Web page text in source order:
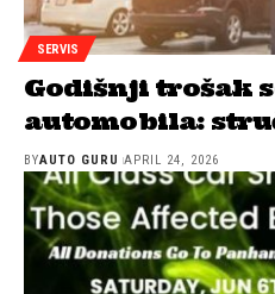
SERVIS
Godišnji trošak
automobila:
BYAUTO GURU APRIL 24, 2026